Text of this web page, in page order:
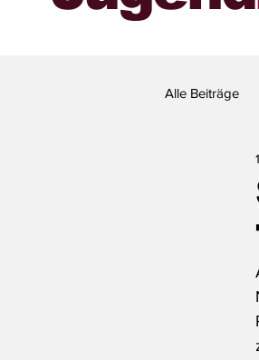
Alle Beiträge